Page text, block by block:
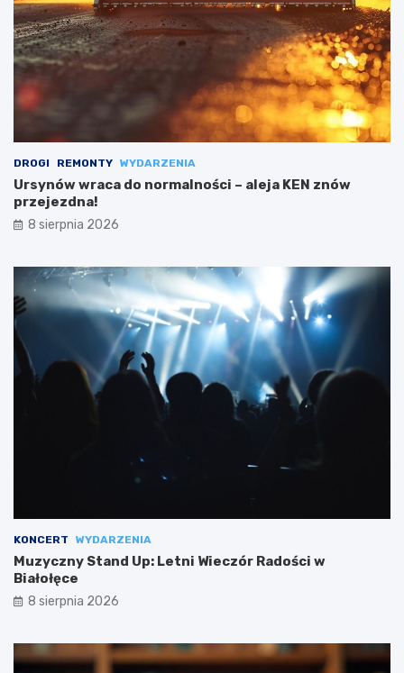
DROGI REMONTY WYDARZENIA
Ursynów wraca do normalności – aleja KEN znów
przejezdna!
8 sierpnia 2026
KONCERT WYDARZENIA
Muzyczny Stand Up: Letni Wieczór Radości w
Białołęce
8 sierpnia 2026